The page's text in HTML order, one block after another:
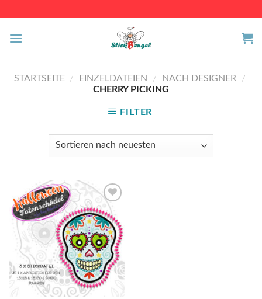
content
STARTSEITE / EINZELDATEIEN / NACH DESIGNER
/
CHERRY PICKING
FILTER
Auf die
Wunschliste